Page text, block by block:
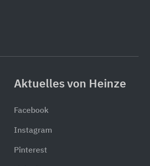
Aktuelles von Heinze
Facebook
Instagram
Pinterest